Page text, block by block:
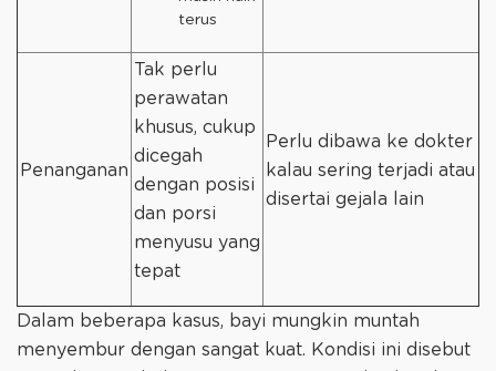
terus
Penanganan
Tak perlu
perawatan
khusus, cukup
dicegah
dengan posisi
dan porsi
menyusu yang
tepat
Perlu dibawa ke dokter
kalau sering terjadi atau
disertai gejala lain
Dalam beberapa kasus, bayi mungkin muntah
menyembur dengan sangat kuat. Kondisi ini disebut